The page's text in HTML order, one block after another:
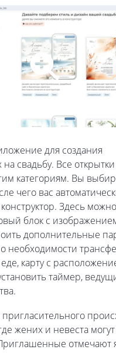
для создания
свадьбу. Все
категориям. Вы
чего вас
Здесь
блок с
дополнительные
необходимости
карту с
таймер,
жених и невеста
отмечают